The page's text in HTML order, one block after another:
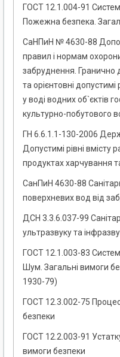
ГОСТ 12.1.004-91
Пожежна безпека.
СаНПиН № 4630-88
правил і нормам
забруднення. Гранично
та орієнтовні
у воді водних об`єктів
культурно-побутового
ГН 6.6.1.1-130-2006
Допустимі рівні вмісту
продуктах харчування
СанПиН 4630-88
поверхневих вод від
ДСН 3.3.6.037-99
ультразвуку та
ГОСТ 12.1.003-83
Шум. Загальні вимоги
1930-79)
ГОСТ 12.3.002-75
безпеки
ГОСТ 12.2.003-91
вимоги безпеки